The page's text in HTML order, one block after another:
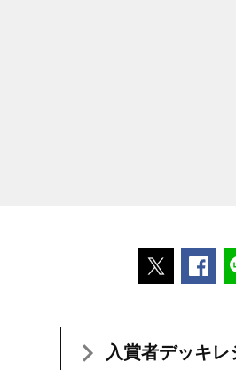
ポスト
入賞者デッキレ